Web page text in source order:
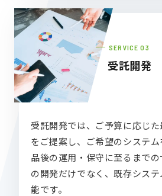
SERVICE
受託開発
受託開発では、ご予算に応じ
をご提案し、ご希望のシステ
品後の運用・保守に至るまで
の開発だけでなく、既存シス
能です。